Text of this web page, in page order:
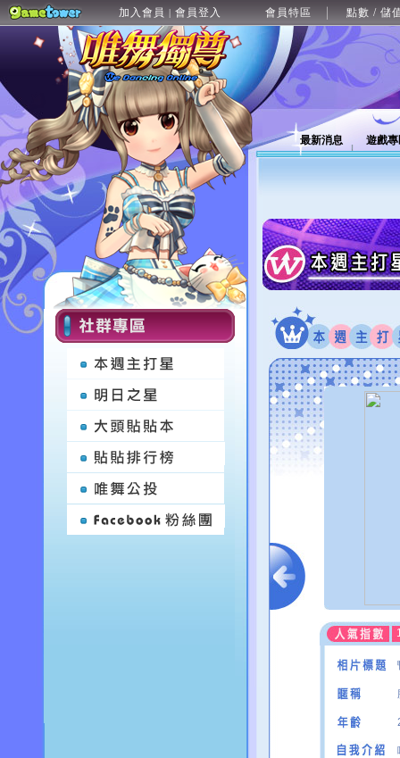
加入會員 | 會員登入 會員特區 點數 / 儲
最新消息 遊戲